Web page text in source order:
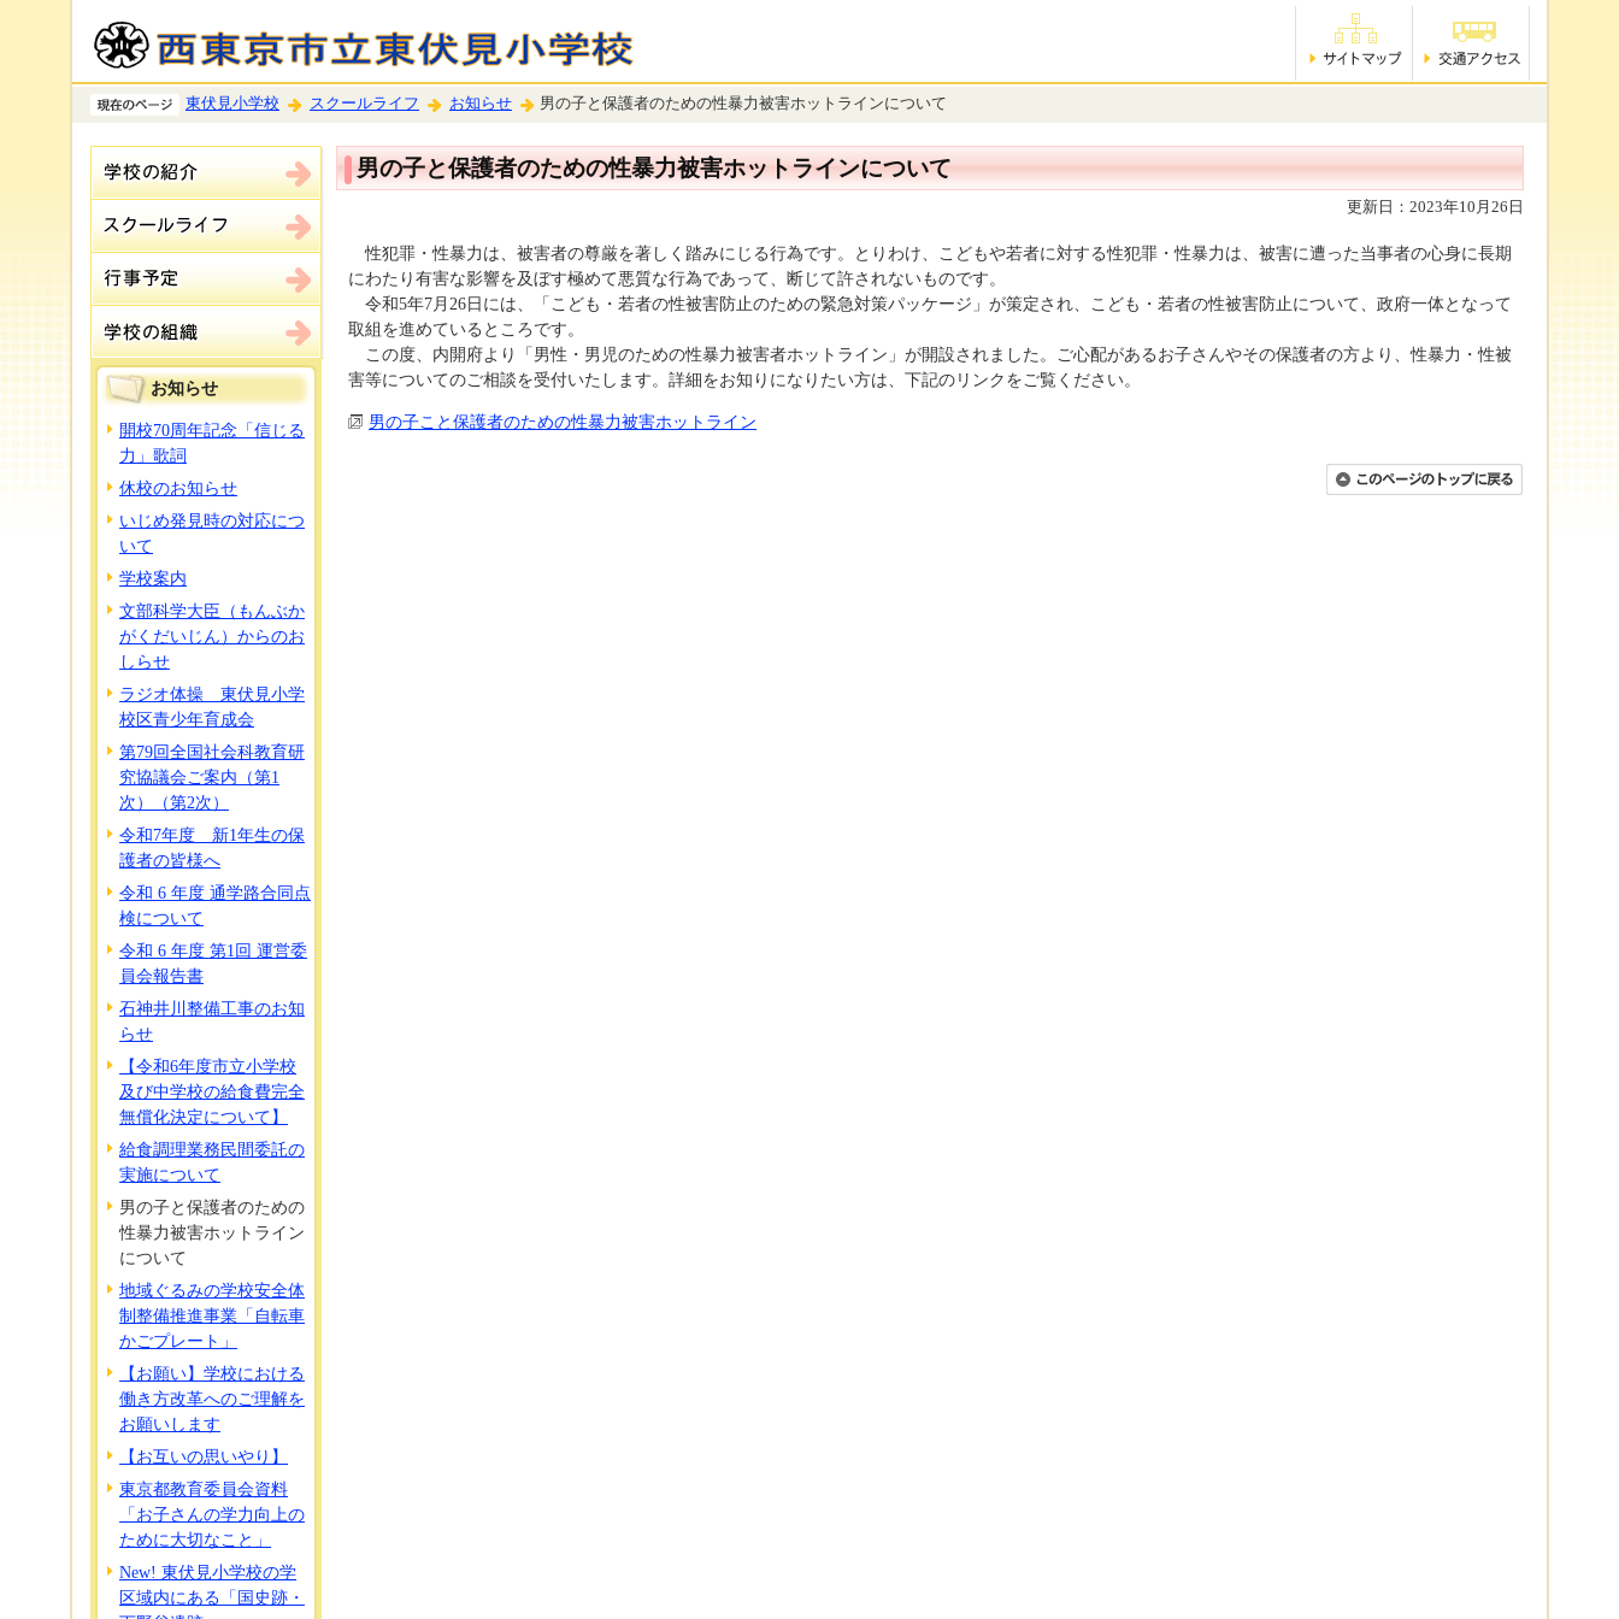
東伏見小学校 スクールライフ お知らせ 男の子と保護者のための性暴力被害ホットラインについて
お知らせ
開校70周年記念「信じる
力」歌詞
休校のお知らせ
いじめ発見時の対応につ
いて
学校案内
文部科学大臣（もんぶか
がくだいじん）からのお
しらせ
ラジオ体操 東伏見小学
校区青少年育成会
第79回全国社会科教育研
究協議会ご案内（第1
次）（第2次）
令和7年度 新1年生の保
護者の皆様へ
令和 6 年度 通学路合同点
検について
令和 6 年度 第1回 運営委
員会報告書
石神井川整備工事のお知
らせ
【令和6年度市立小学校
及び中学校の給食費完全
無償化決定について】
給食調理業務民間委託の
実施について
男の子と保護者のための
性暴力被害ホットライン
について
地域ぐるみの学校安全体
制整備推進事業「自転車
かごプレート」
【お願い】学校における
働き方改革へのご理解を
お願いします
【お互いの思いやり】
東京都教育委員会資料
「お子さんの学力向上の
ために大切なこと」
New! 東伏見小学校の学
区域内にある「国史跡・
男の子と保護者のための性暴力被害ホットラインについて
更新日：2023年10月26日
性犯罪・性暴力は、被害者の尊厳を著しく踏みにじる行為です。とりわけ、こどもや若者に対する性犯罪・性暴力は、被害に遭った当事者の心身に長期
にわたり有害な影響を及ぼす極めて悪質な行為であって、断じて許されないものです。
令和5年7月26日には、「こども・若者の性被害防止のための緊急対策パッケージ」が策定され、こども・若者の性被害防止について、政府一体となって
取組を進めているところです。
この度、内開府より「男性・男児のための性暴力被害者ホットライン」が開設されました。ご心配があるお子さんやその保護者の方より、性暴力・性被
害等についてのご相談を受付いたします。詳細をお知りになりたい方は、下記のリンクをご覧ください。
男の子こと保護者のための性暴力被害ホットライン